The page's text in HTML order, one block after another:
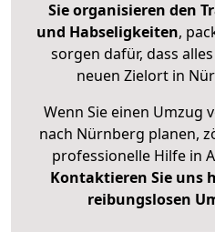
Sie organisieren den
und Habseligkeiten,
sorgen dafür, dass
neuen Zielort in
Wenn Sie einen Umzug
nach Nürnberg planen,
professionelle Hilfe in
Kontaktieren Sie uns
reibungslosen